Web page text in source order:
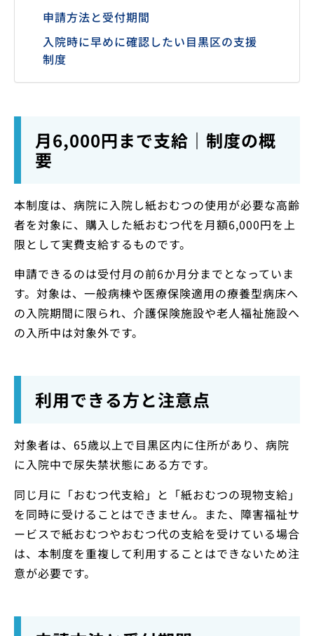
申請方法と受付期間
入院時に早めに確認したい目黒区の支援
制度
月6,000円まで支給｜制度の概
要
本制度は、病院に入院し紙おむつの使用が必要な高齢
者を対象に、購入した紙おむつ代を月額6,000円を上
限として実費支給するものです。
申請できるのは受付月の前6か月分までとなっていま
す。対象は、一般病棟や医療保険適用の療養型病床へ
の入院期間に限られ、介護保険施設や老人福祉施設へ
の入所中は対象外です。
利用できる方と注意点
対象者は、65歳以上で目黒区内に住所があり、病院
に入院中で尿失禁状態にある方です。
同じ月に「おむつ代支給」と「紙おむつの現物支給」
を同時に受けることはできません。また、障害福祉サ
ービスで紙おむつやおむつ代の支給を受けている場合
は、本制度を重複して利用することはできないため注
意が必要です。